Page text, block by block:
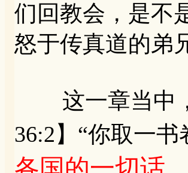
们回教会，是不
怒于传真道的弟
这一章当中，
36:2】“你取一